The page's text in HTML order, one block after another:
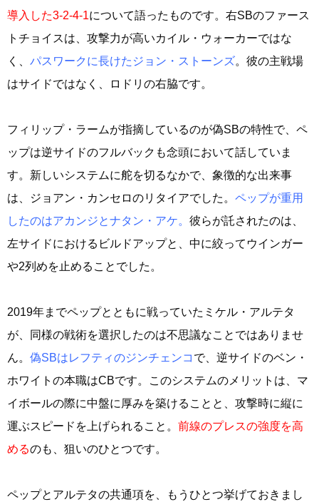
導入した3-2-4-1について語ったものです。右SBのファース
トチョイスは、攻撃力が高いカイル・ウォーカーではな
く、 パスワークに長けたジョン・ストーンズ。彼の主戦場
はサイドではなく、ロドリの右脇です。
フィリップ・ラームが指摘しているのが偽SBの特性で、ペ
ップは逆サイドのフルバックも念頭において話していま
す。新しいシステムに舵を切るなかで、象徴的な出来事
は、ジョアン・カンセロのリタイアでした。 ペップが重用
したのはアカンジとナタン・アケ。 彼らが託されたのは、
左サイドにおけるビルドアップと、中に絞ってウインガー
や2列めを止めることでした。
2019年までペップとともに戦っていたミケル・アルテタ
が、同様の戦術を選択したのは不思議なことではありませ
ん。 偽SBはレフティのジンチェンコ で、逆サイドのベン・
ホワイトの本職はCBです。このシステムのメリットは、マ
イボールの際に中盤に厚みを築けることと、攻撃時に縦に
運ぶスピードを上げられること。 前線のプレスの強度を高
めるのも、狙いのひとつです。
ペップとアルテタの共通項を、もうひとつ挙げておきまし